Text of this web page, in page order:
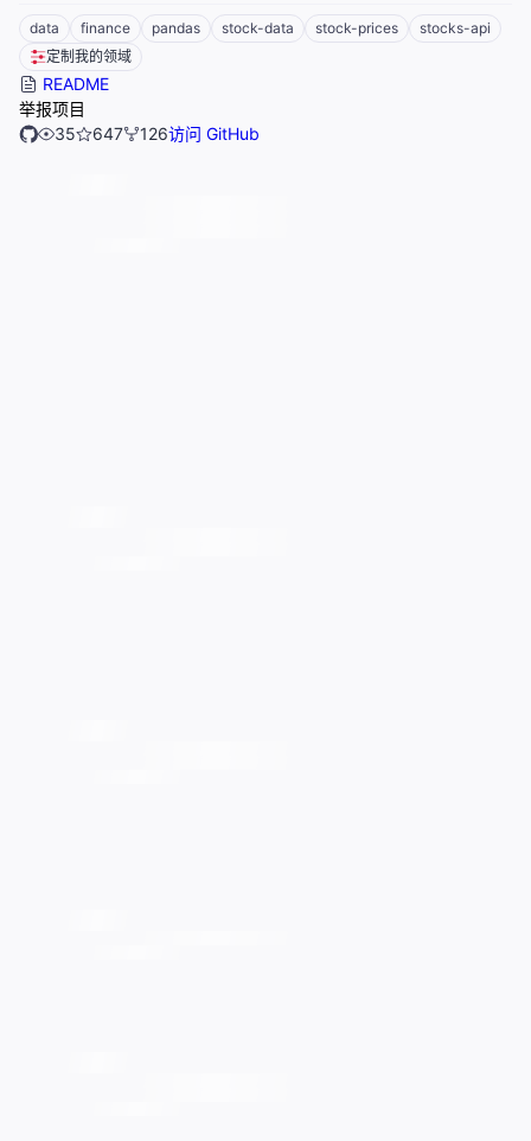
data finance pandas stock-data stock-prices
stocks-api
定制我的领域
README
举报项目
35
647 126访问 GitHub